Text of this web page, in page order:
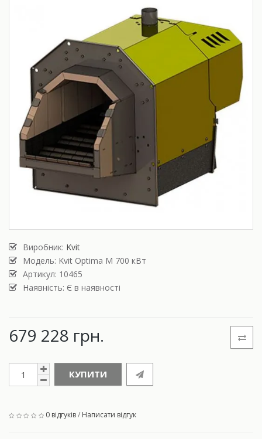
Виробник: Kvit
Модель: Kvit Optima M 700 кВт
Артикул: 10465
Наявність: Є в наявності
679 228 грн.
КУПИТИ
0 відгуків/ Написати відгук